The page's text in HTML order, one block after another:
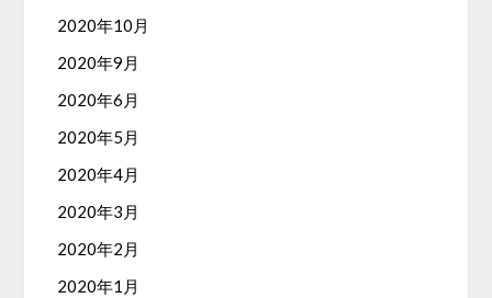
2020年10月
2020年9月
2020年6月
2020年5月
2020年4月
2020年3月
2020年2月
2020年1月